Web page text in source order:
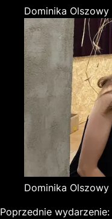
Dominika Olszowy
Dominika Olszowy
Poprzednie wydarzenie: